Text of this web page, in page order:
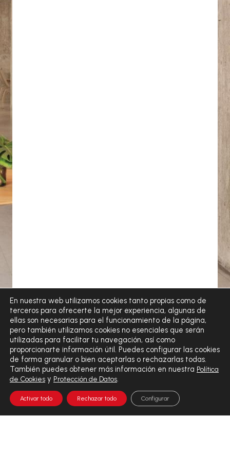
En nuestra web utilizamos cookies tanto propias como de
terceros para ofrecerte la mejor experiencia, algunas de
ellas son necesarias para el funcionamiento de la página,
pero también utilizamos cookies no esenciales que serán
utilizadas para facilitar tu navegación, así como
proporcionarte información útil. Puedes configurar las cookies
de forma granular o bien aceptarlas o rechazarlas todas.
También puedes obtener más información en nuestra Política
de Cookies y Protección de Datos.
Activar todo Rechazar todo Configurar